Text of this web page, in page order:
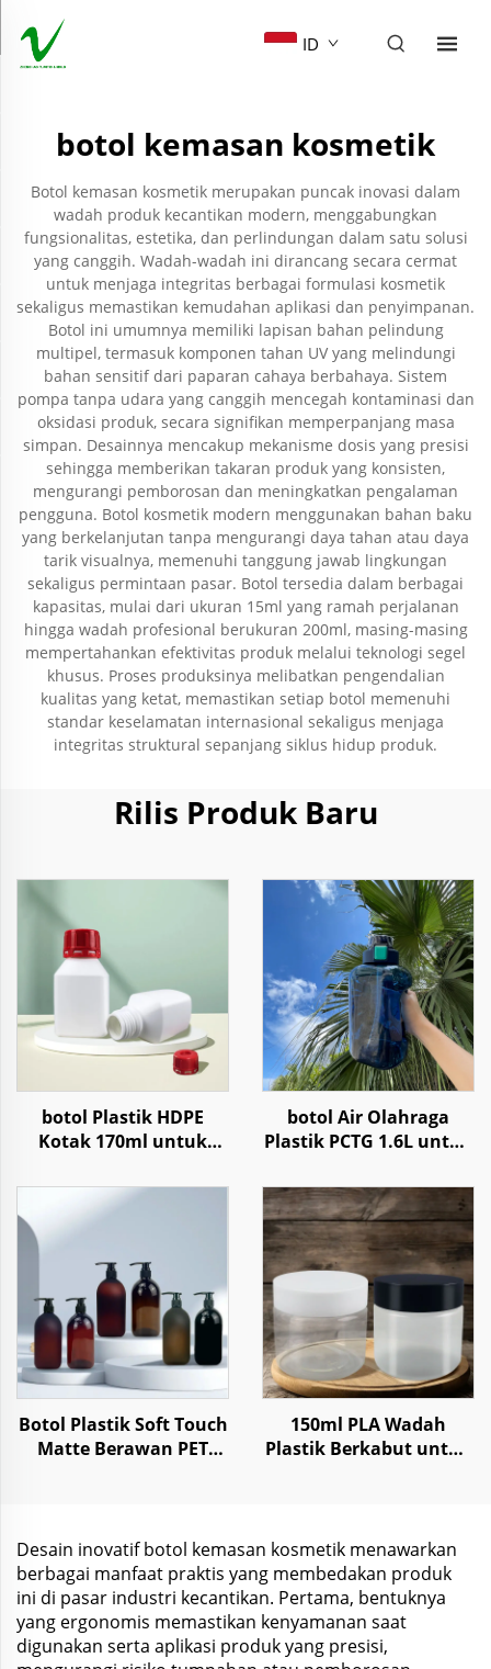
ID
botol kemasan kosmetik
Botol kemasan kosmetik merupakan puncak inovasi dalam
wadah produk kecantikan modern, menggabungkan
fungsionalitas, estetika, dan perlindungan dalam satu solusi
yang canggih. Wadah-wadah ini dirancang secara cermat
untuk menjaga integritas berbagai formulasi kosmetik
sekaligus memastikan kemudahan aplikasi dan penyimpanan.
Botol ini umumnya memiliki lapisan bahan pelindung
multipel, termasuk komponen tahan UV yang melindungi
bahan sensitif dari paparan cahaya berbahaya. Sistem
pompa tanpa udara yang canggih mencegah kontaminasi dan
oksidasi produk, secara signifikan memperpanjang masa
simpan. Desainnya mencakup mekanisme dosis yang presisi
sehingga memberikan takaran produk yang konsisten,
mengurangi pemborosan dan meningkatkan pengalaman
pengguna. Botol kosmetik modern menggunakan bahan baku
yang berkelanjutan tanpa mengurangi daya tahan atau daya
tarik visualnya, memenuhi tanggung jawab lingkungan
sekaligus permintaan pasar. Botol tersedia dalam berbagai
kapasitas, mulai dari ukuran 15ml yang ramah perjalanan
hingga wadah profesional berukuran 200ml, masing-masing
mempertahankan efektivitas produk melalui teknologi segel
khusus. Proses produksinya melibatkan pengendalian
kualitas yang ketat, memastikan setiap botol memenuhi
standar keselamatan internasional sekaligus menjaga
integritas struktural sepanjang siklus hidup produk.
Rilis Produk Baru
botol Plastik HDPE
Kotak 170ml untuk
Kimia Cair Bubuk
dengan Tutup Anti
botol Air Olahraga
Plastik PCTG 1.6L untuk
Gym Outdoor Lari
Botol Plastik Soft Touch
Matte Berawan PET
150ml PLA Wadah
Plastik Berkabut untuk
Desain inovatif botol kemasan kosmetik menawarkan
berbagai manfaat praktis yang membedakan produk
ini di pasar industri kecantikan. Pertama, bentuknya
yang ergonomis memastikan kenyamanan saat
digunakan serta aplikasi produk yang presisi,